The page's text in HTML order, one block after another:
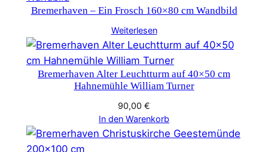
Bremerhaven – Ein Frosch 160×80 cm Wandbild
Weiterlesen
Bremerhaven Alter Leuchtturm auf 40×50 cm
Hahnemühle William Turner
90,00 €
In den Warenkorb